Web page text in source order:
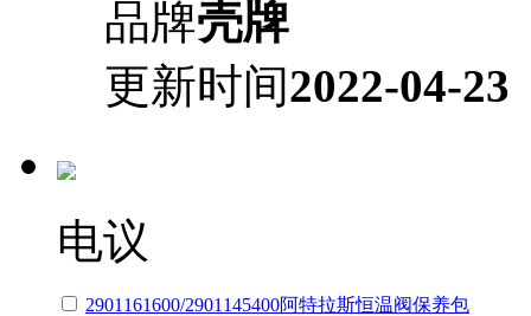
品牌壳牌
更新时间2022-04-23
电议
2901161600/2901145400阿特拉斯恒温阀保养包